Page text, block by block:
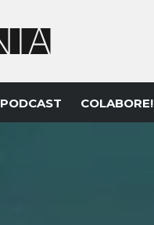
PODCAST COLABORE!